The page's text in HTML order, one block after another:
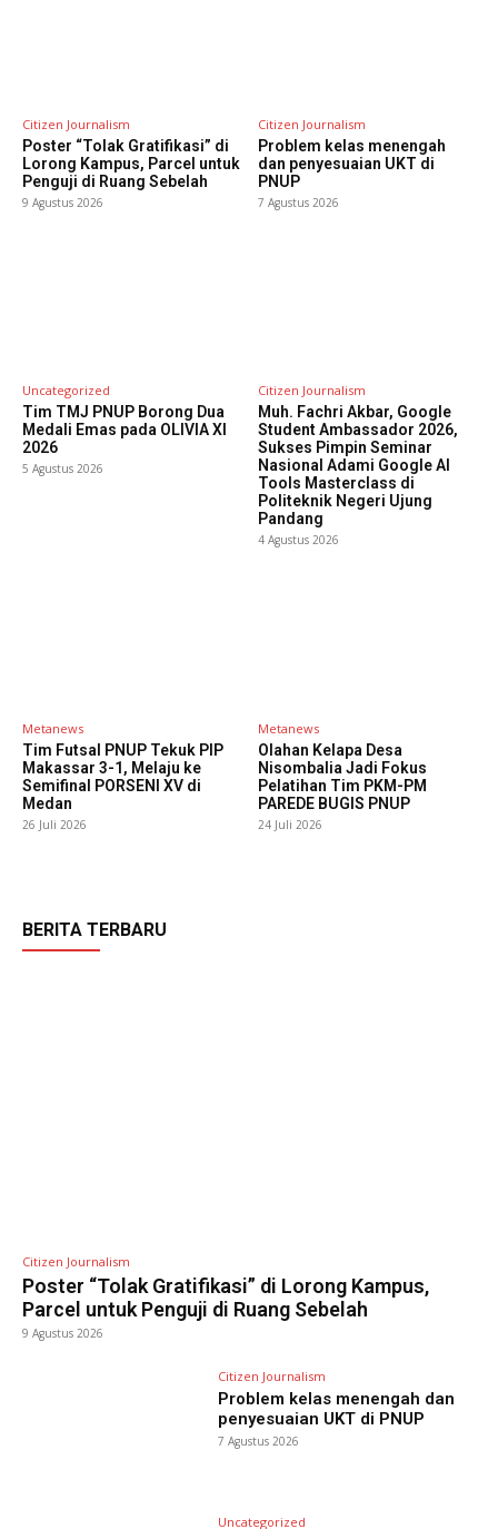
Citizen Journalism
Poster “Tolak Gratifikasi” di
Lorong Kampus, Parcel untuk
Penguji di Ruang Sebelah
9 Agustus 2026
Citizen Journalism
Problem kelas menengah
dan penyesuaian UKT di
PNUP
7 Agustus 2026
Uncategorized
Tim TMJ PNUP Borong Dua
Medali Emas pada OLIVIA XI
2026
5 Agustus 2026
Citizen Journalism
Muh. Fachri Akbar, Google
Student Ambassador 2026,
Sukses Pimpin Seminar
Nasional Adami Google AI
Tools Masterclass di
Politeknik Negeri Ujung
Pandang
4 Agustus 2026
Metanews
Tim Futsal PNUP Tekuk PIP
Makassar 3-1, Melaju ke
Semifinal PORSENI XV di
Medan
26 Juli 2026
Metanews
Olahan Kelapa Desa
Nisombalia Jadi Fokus
Pelatihan Tim PKM-PM
PAREDE BUGIS PNUP
24 Juli 2026
BERITA TERBARU
Citizen Journalism
Poster “Tolak Gratifikasi” di Lorong Kampus,
Parcel untuk Penguji di Ruang Sebelah
9 Agustus 2026
Citizen Journalism
Problem kelas menengah dan
penyesuaian UKT di PNUP
7 Agustus 2026
Uncategorized